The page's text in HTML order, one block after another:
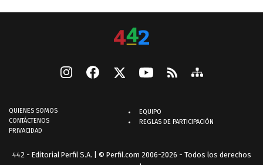
QUIENES SOMOS
CONTÁCTENOS
PRIVACIDAD
EQUIPO
REGLAS DE PARTICIPACIÓN
442 - Editorial Perfil S.A. | © Perfil.com 2006-2026 - Todos los derechos